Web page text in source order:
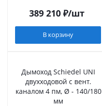
389 210₽/шт
В корзину
Дымоход Schiedel UNI
двухходовой с вент.
каналом 4 пм, Ø - 140/180
мм